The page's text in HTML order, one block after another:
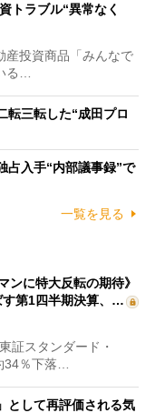
トラブル“異常なく
投資商品「みんなで
る…
転三転した“成田プロ
占入手“内部議事録”で
一覧を見る
ンに特大反転の期待》
す第1四半期決算、…
証スタンダード・
％下落…
として再評価される気